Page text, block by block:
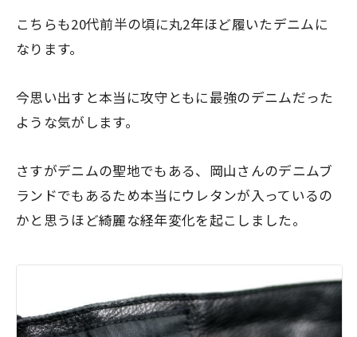
こちらも20代前半の頃に丸2年ほど履いたデニムに
なります。
今思い出すと本当に攻守ともに最強のデニムだった
ような気がします。
さすがデニムの聖地でもある、岡山さんのデニムブ
ランドでもあるため本当にウレタンが入っているの
かと思うほど綺麗な経年変化を起こしました。